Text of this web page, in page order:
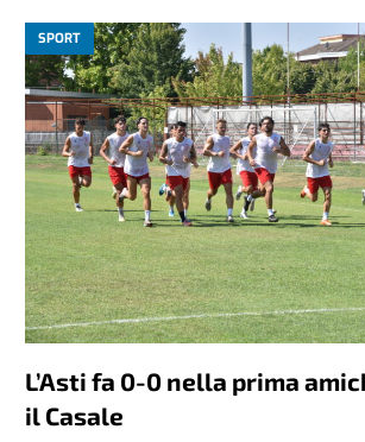
SPORT
L’Asti fa 0-0 nella prima
il Casale